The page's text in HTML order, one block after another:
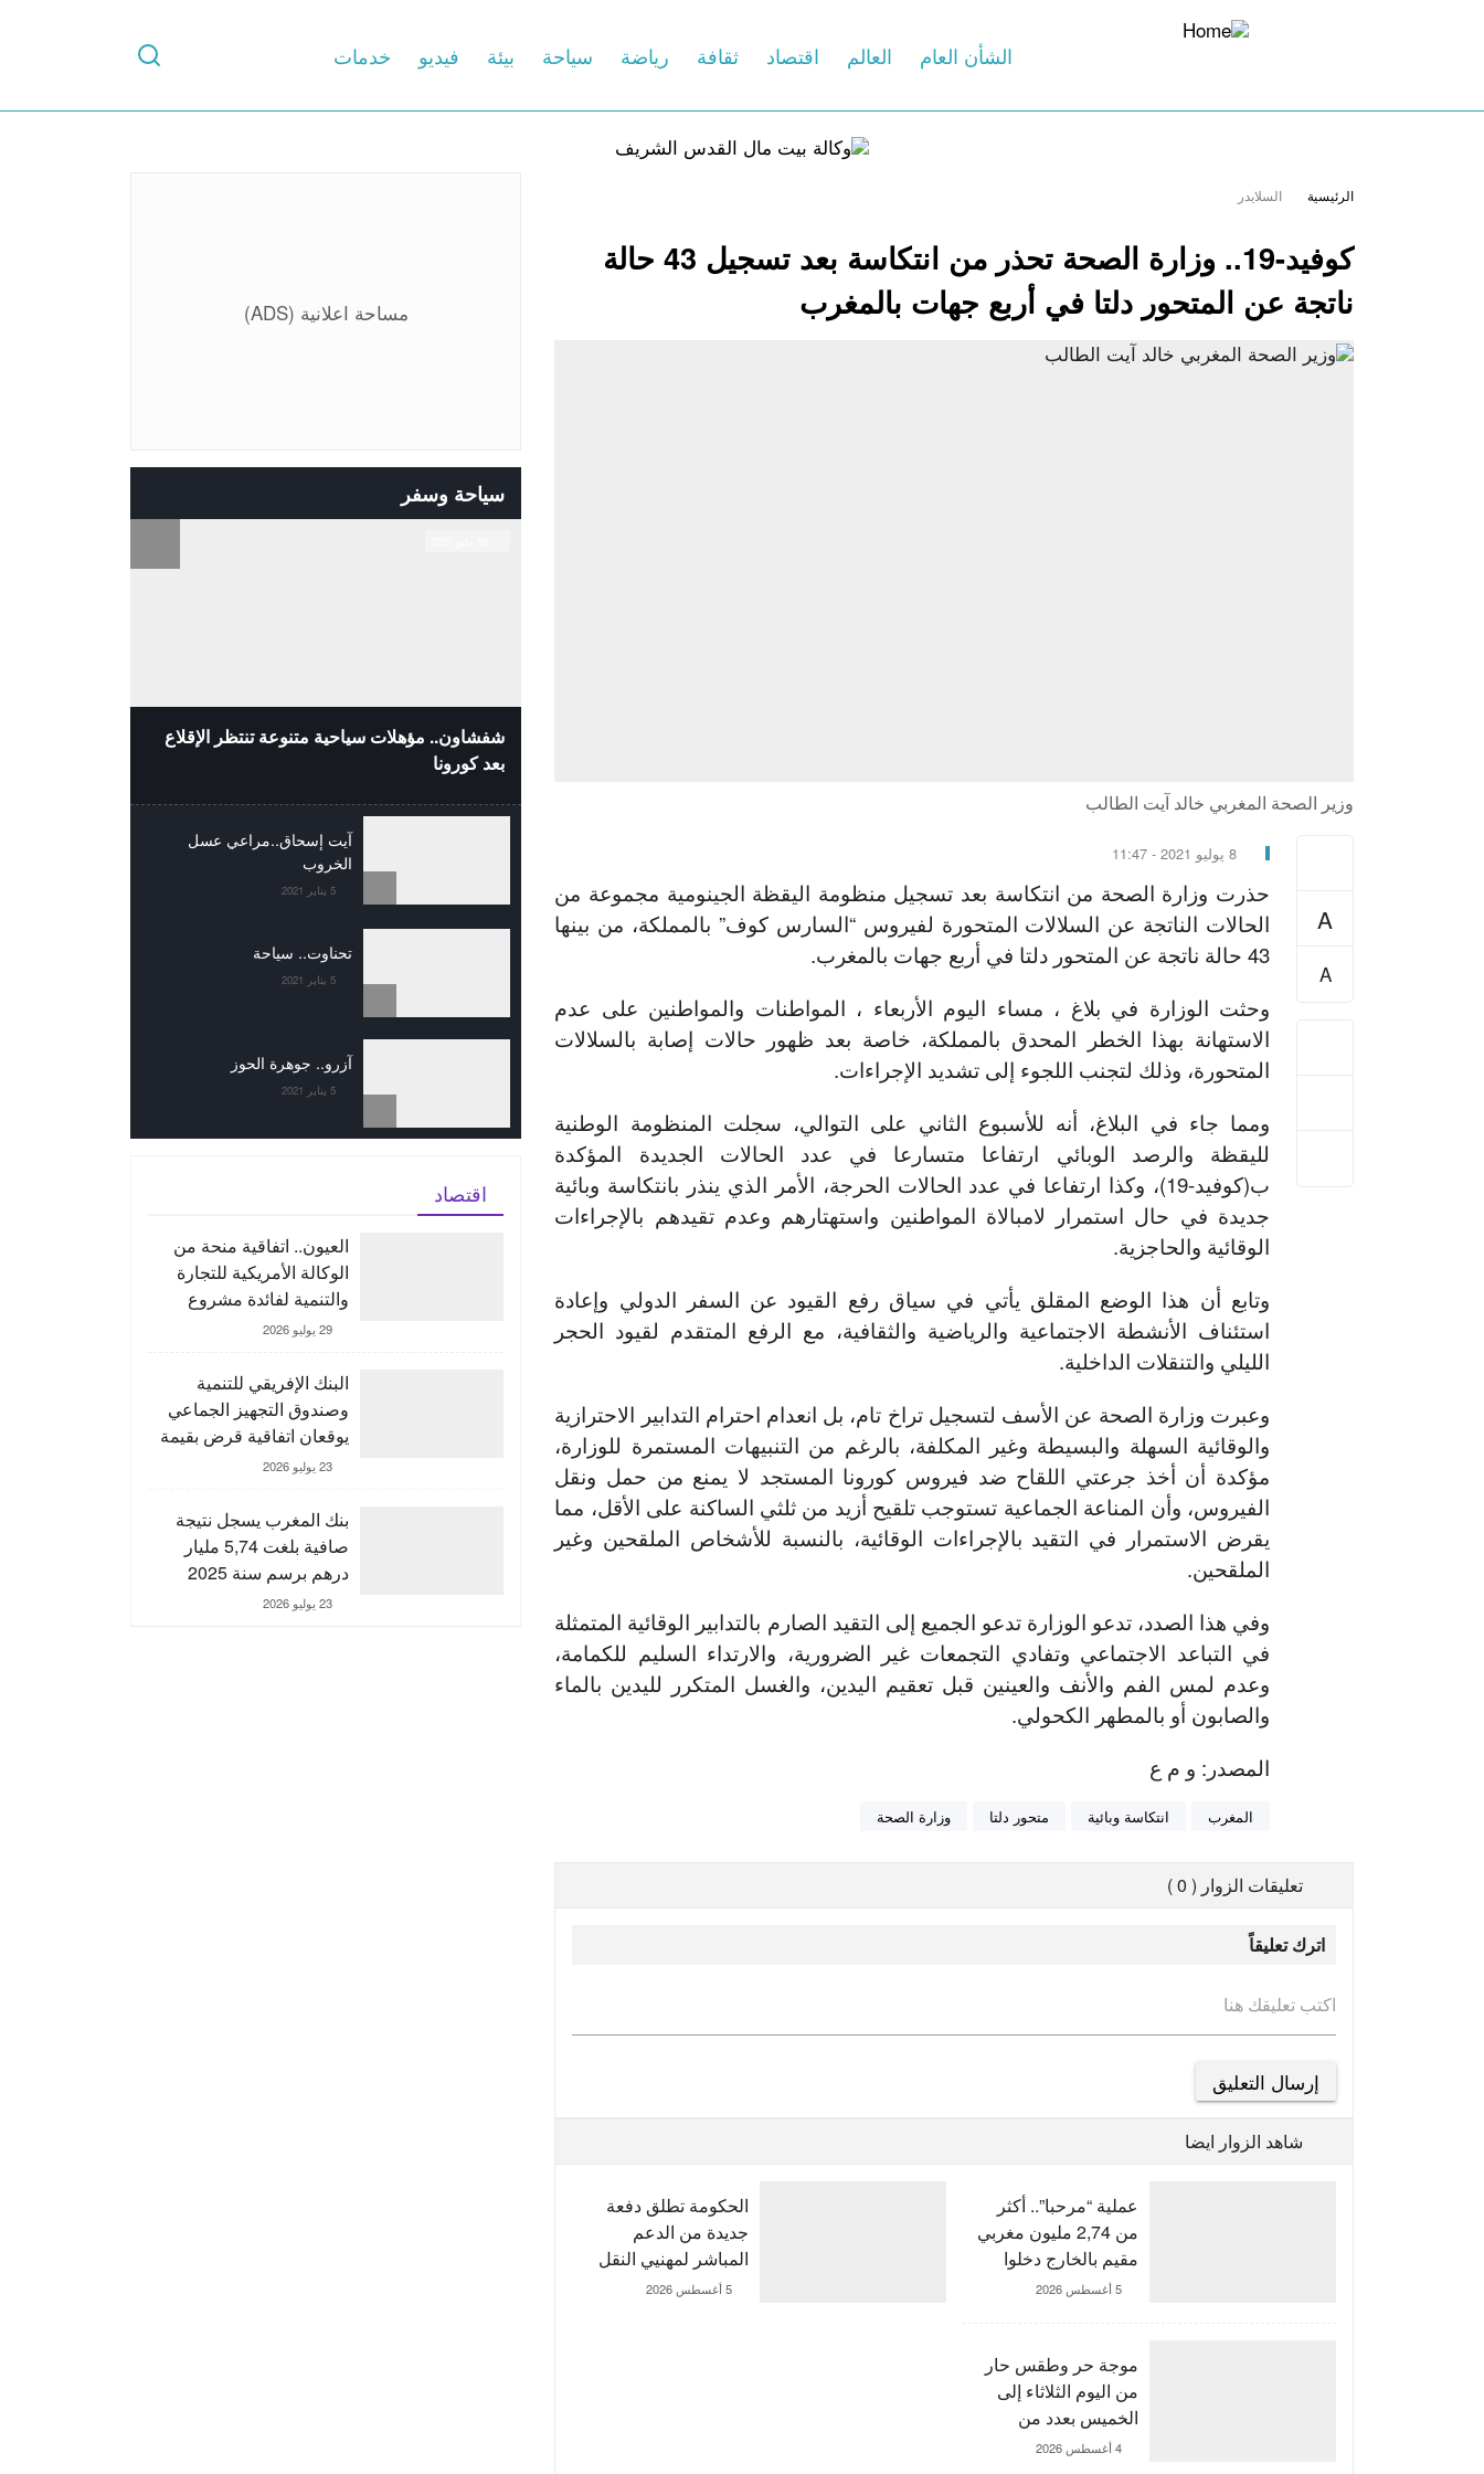
الشأن العام العالم اقتصاد ثقافة رياضة سياحة بيئة فيديو خدمات
الرئيسية السلايدر
كوفيد-19.. وزارة الصحة تحذر من انتكاسة بعد تسجيل 43 حالة
ناتجة عن المتحور دلتا في أربع جهات بالمغرب
وزير الصحة المغربي خالد آيت الطالب
حذرت وزارة الصحة من انتكاسة بعد تسجيل منظومة اليقظة الجينومية مجموعة من
الحالات الناتجة عن السلالات المتحورة لفيروس “السارس كوف” بالمملكة، من بينها
43 حالة ناتجة عن المتحور دلتا في أربع جهات بالمغرب.
وحثت الوزارة في بلاغ ، مساء اليوم الأربعاء ، المواطنات والمواطنين على عدم
الاستهانة بهذا الخطر المحدق بالمملكة، خاصة بعد ظهور حالات إصابة بالسلالات
المتحورة، وذلك لتجنب اللجوء إلى تشديد الإجراءات.
ومما جاء في البلاغ، أنه للأسبوع الثاني على التوالي، سجلت المنظومة الوطنية
لليقظة والرصد الوبائي ارتفاعا متسارعا في عدد الحالات الجديدة المؤكدة
ب(كوفيد-19)، وكذا ارتفاعا في عدد الحالات الحرجة، الأمر الذي ينذر بانتكاسة وبائية
جديدة في حال استمرار لامبالاة المواطنين واستهتارهم وعدم تقيدهم بالإجراءات
الوقائية والحاجزية.
وتابع أن هذا الوضع المقلق يأتي في سياق رفع القيود عن السفر الدولي وإعادة
استئناف الأنشطة الاجتماعية والرياضية والثقافية، مع الرفع المتقدم لقيود الحجر
الليلي والتنقلات الداخلية.
وعبرت وزارة الصحة عن الأسف لتسجيل تراخ تام، بل انعدام احترام التدابير الاحترازية
والوقائية السهلة والبسيطة وغير المكلفة، بالرغم من التنبيهات المستمرة للوزارة،
مؤكدة أن أخذ جرعتي اللقاح ضد فيروس كورونا المستجد لا يمنع من حمل ونقل
الفيروس، وأن المناعة الجماعية تستوجب تلقيح أزيد من ثلثي الساكنة على الأقل، مما
يقرض الاستمرار في التقيد بالإجراءات الوقائية، بالنسبة للأشخاص الملقحين وغير
الملقحين.
وفي هذا الصدد، تدعو الوزارة تدعو الجميع إلى التقيد الصارم بالتدابير الوقائية المتمثلة
في التباعد الاجتماعي وتفادي التجمعات غير الضرورية، والارتداء السليم للكمامة،
وعدم لمس الفم والأنف والعينين قبل تعقيم اليدين، والغسل المتكرر لليدين بالماء
والصابون أو بالمطهر الكحولي.
المصدر: و م ع
المغرب انتكاسة وبائية متحور دلتا وزارة الصحة
A
A
تعليقات الزوار ( 0 )
اترك تعليقاً
اكتب تعليقك هنا
شاهد الزوار ايضا
عملية “مرحبا”.. أكثر
من 2,74 مليون مغربي
مقيم بالخارج دخلوا
5 أغسطس 2026
الحكومة تطلق دفعة
جديدة من الدعم
المباشر لمهنيي النقل
الطرقي
5 أغسطس 2026
موجة حر وطقس حار
من اليوم الثلاثاء إلى
الخميس بعدد من
مناطق المغرب
4 أغسطس 2026
مساحة اعلانية (ADS)
سياحة وسفر
شفشاون.. مؤهلات سياحية متنوعة تنتظر الإقلاع
بعد كورونا
آيت إسحاق..مراعي عسل
الخروب
5 يناير 2021
تحناوت.. سياحة
5 يناير 2021
آزرو.. جوهرة الحوز
5 يناير 2021
اقتصاد
العيون.. اتفاقية منحة من
الوكالة الأمريكية للتجارة
والتنمية لفائدة مشروع
“ORNX” بغية إنتاج الأمونيا
الخضراء
29 يوليو 2026
البنك الإفريقي للتنمية
وصندوق التجهيز الجماعي
يوقعان اتفاقية قرض بقيمة
150 مليون يورو لدعم23 يوليو 2026
بنك المغرب يسجل نتيجة
صافية بلغت 5,74 مليار
درهم برسم سنة 2025
23 يوليو 2026